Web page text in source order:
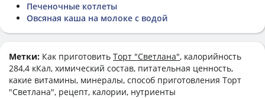
Печеночные котлеты
Овсяная каша на молоке с водой
Метки: Как приготовить Торт "Светлана", калорийность
284,4 кКал, химический состав, питательная ценность,
какие витамины, минералы, способ приготовления Торт
"Светлана", рецепт, калории, нутриенты